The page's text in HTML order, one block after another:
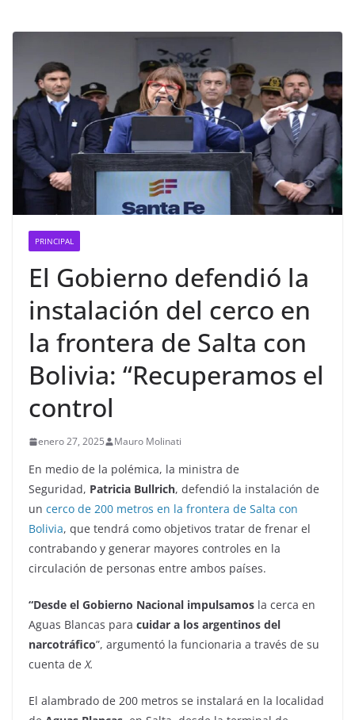
PRINCIPAL
El Gobierno defendió la
instalación del cerco en
la frontera de Salta con
Bolivia: “Recuperamos el
control
enero 27, 2025 Mauro Molinati
En medio de la polémica, la ministra de
Seguridad, Patricia Bullrich, defendió la instalación de
un cerco de 200 metros en la frontera de Salta con
Bolivia, que tendrá como objetivos tratar de frenar el
contrabando y generar mayores controles en la
circulación de personas entre ambos países.
“Desde el Gobierno Nacional impulsamos la cerca en
Aguas Blancas para cuidar a los argentinos del
narcotráfico”, argumentó la funcionaria a través de su
cuenta deX.
El alambrado de 200 metros se instalará en la localidad